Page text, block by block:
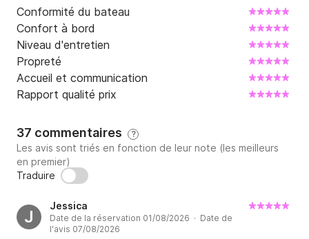
Conformité du bateau
Confort à bord
Niveau d'entretien
Propreté
Accueil et communication
Rapport qualité prix
37 commentaires ?
Les avis sont triés en fonction de leur note (les meilleurs
en premier)
Traduire
J
Jessica
Date de la réservation 01/08/2026 · Date de
l'avis 07/08/2026